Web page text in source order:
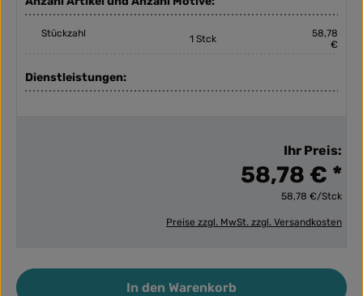
Stückzahl 1 Stck
58,78
€
Dienstleistungen:
Ihr Preis:
58,78 € *
58,78 €/Stck
Preise zzgl. MwSt. zzgl. Versandkosten
Produkt Anzahl: Gib den gewünschten Wert ein
In den Warenkorb